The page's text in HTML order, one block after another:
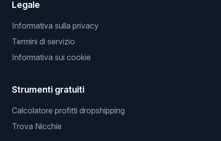
Legale
Informativa sulla privacy
Termini di servizio
Informativa sui cookie
Strumenti gratuiti
Calcolatore profitti dropshipping
Trova Nicchie